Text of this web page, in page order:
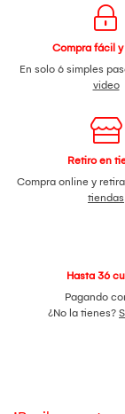
Compra fácil
En solo 6 simples
video
Retiro en
Compra online y
tiendas
Hasta 36
Pagando
¿No la tienes?